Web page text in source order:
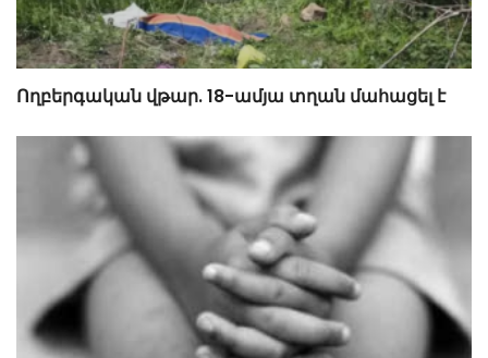
Ողբերգական վթար. 18-ամյա տղան մահացել է